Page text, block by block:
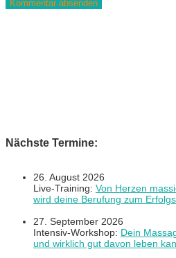
Nächste Termine:
26. August 2026
Live-Training: Von Herzen
wird deine Berufung zum
27. September 2026
Intensiv-Workshop: Dein
und wirklich gut davon leben